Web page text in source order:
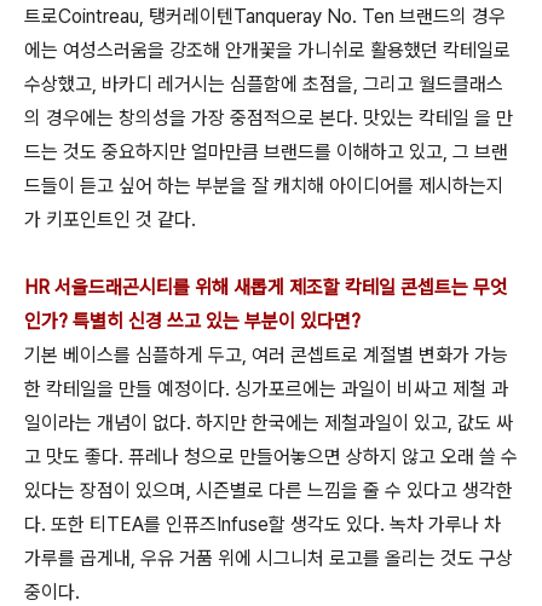
트로Cointreau, 탱커레이텐Tanqueray No. Ten 브랜드의 경우
에는 여성스러움을 강조해 안개꽃을 가니쉬로 활용했던 칵테일로
수상했고, 바카디 레거시는 심플함에 초점을, 그리고 월드클래스
의 경우에는 창의성을 가장 중점적으로 본다. 맛있는 칵테일 을 만
드는 것도 중요하지만 얼마만큼 브랜드를 이해하고 있고, 그 브랜
드들이 듣고 싶어 하는 부분을 잘 캐치해 아이디어를 제시하는지
가 키포인트인 것 같다.
HR 서울드래곤시티를 위해 새롭게 제조할 칵테일 콘셉트는 무엇
인가? 특별히 신경 쓰고 있는 부분이 있다면?
기본 베이스를 심플하게 두고, 여러 콘셉트로 계절별 변화가 가능
한 칵테일을 만들 예정이다. 싱가포르에는 과일이 비싸고 제철 과
일이라는 개념이 없다. 하지만 한국에는 제철과일이 있고, 값도 싸
고 맛도 좋다. 퓨레나 청으로 만들어놓으면 상하지 않고 오래 쓸 수
있다는 장점이 있으며, 시즌별로 다른 느낌을 줄 수 있다고 생각한
다. 또한 티TEA를 인퓨즈Infuse할 생각도 있다. 녹차 가루나 차
가루를 곱게내, 우유 거품 위에 시그니처 로고를 올리는 것도 구상
중이다.